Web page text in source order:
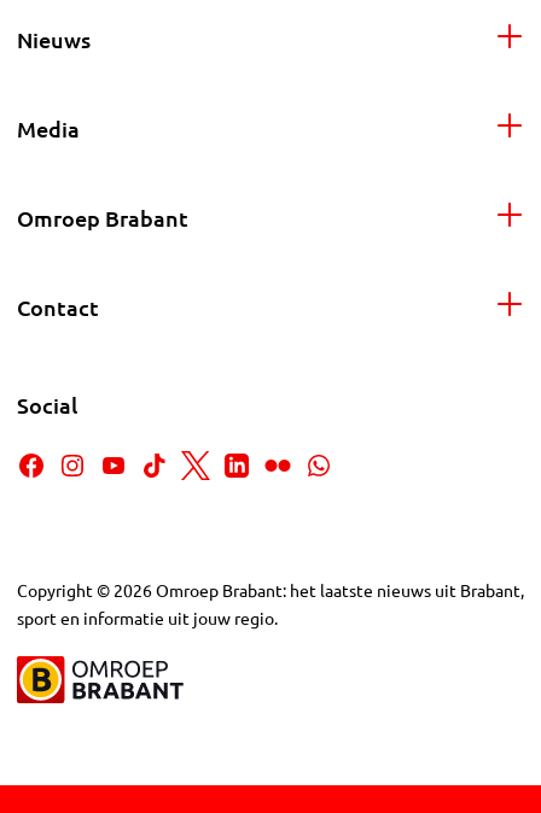
Nieuws
Media
Omroep Brabant
Contact
Social
Copyright © 2026Omroep Brabant: het laatste nieuws uit Brabant,
sport en informatie uit jouw regio.